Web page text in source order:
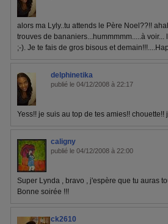
alors ma Lyly..tu attends le Père Noel??!!
trouves de bananiers...hummmmm.....à
;-). Je te fais de gros bisous et
delphinetika
publié le 04/12/2008 à 22:17
Yess!! je suis au top de tes amies!! chouette!!
caligny
publié le 04/12/2008 à 22:00
Super Lynda , bravo , j'espère que tu auras
Bonne soirée !!!
ck2610